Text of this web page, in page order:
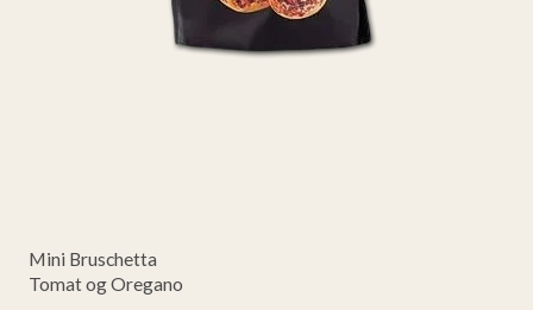
Mini Bruschetta
Tomat og Oregano